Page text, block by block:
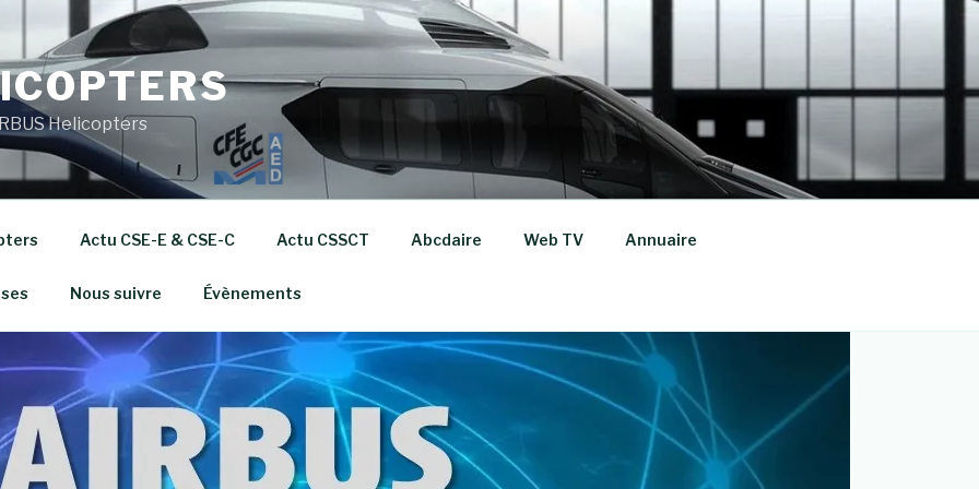
Helicopters
Actu CSE-E & CSE-C Actu CSSCT Abcdaire Web TV Annuaire
Nous suivre Évènements